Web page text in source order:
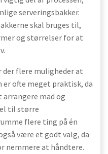
serveringsbakker.
skal bruges til,
og størrelser for at
flere muligheder at
ofte meget praktisk, da
arrangere mad og
til større
flere ting på én
være et godt valg, da
nemmere at håndtere.